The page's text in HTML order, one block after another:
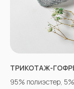
ТРИКОТАЖ-
95% полиэстер,
+7(928)364-